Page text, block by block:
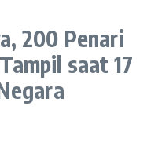
200 Penari
saat 17